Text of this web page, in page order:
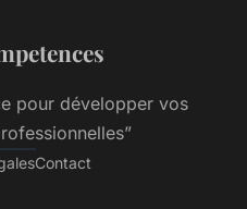
pour développer vos
Contact